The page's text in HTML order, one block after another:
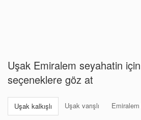
Uşak Emiralem seyahatin için
seçeneklere göz at
Uşak kalkışlı Uşak varışlı Emiralem